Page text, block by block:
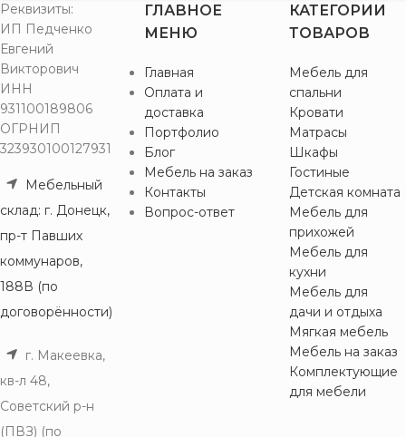
Реквизиты:
ИП Педченко
Евгений
Викторович
ИНН
931100189806
ОГРНИП
323930100127931
Мебельный
склад: г. Донецк,
пр-т Павших
коммунаров,
188В (по
договорённости)
г. Макеевка,
кв-л 48,
Советский р-н
(ПВЗ) (по
ГЛАВНОЕ
МЕНЮ
Главная
Оплата и
доставка
Портфолио
Блог
Мебель на заказ
Контакты
Вопрос-ответ
КАТЕГОРИИ
ТОВАРОВ
Мебель для
спальни
Кровати
Матрасы
Шкафы
Гостиные
Детская комната
Мебель для
прихожей
Мебель для
кухни
Мебель для
дачи и отдыха
Мягкая мебель
Мебель на заказ
Комплектующие
для мебели